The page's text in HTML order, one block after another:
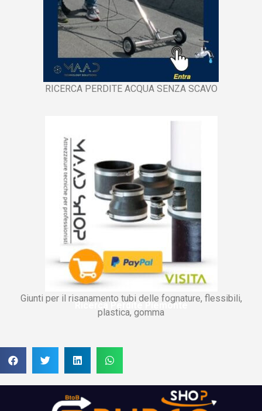
RICERCA PERDITE ACQUA SENZA SCAVO
Giunti per il risanamento tubi delle fognature, flessibili,
plastica, gomma
Ricerca Perdite Piemonte